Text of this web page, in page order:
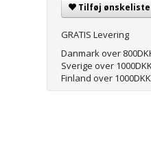
Tilføj ønskeliste
GRATIS Levering
Danmark over
Sverige over
Finland over 1000DKK